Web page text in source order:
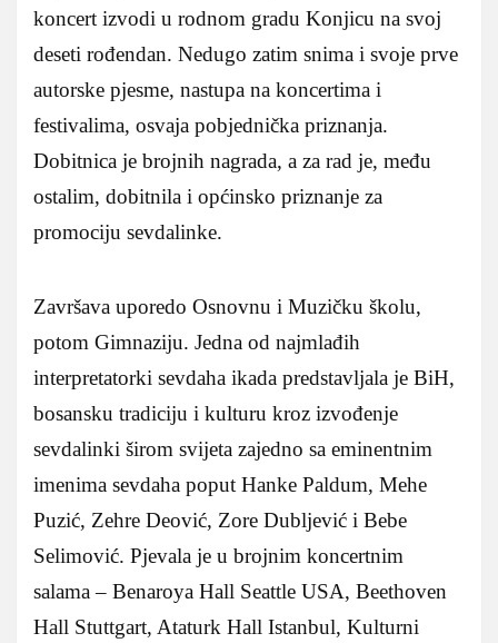
koncert izvodi u rodnom gradu Konjicu na svoj
deseti rođendan. Nedugo zatim snima i svoje prve
autorske pjesme, nastupa na koncertima i
festivalima, osvaja pobjednička priznanja.
Dobitnica je brojnih nagrada, a za rad je, među
ostalim, dobitnila i općinsko priznanje za
promociju sevdalinke.
Završava uporedo Osnovnu i Muzičku školu,
potom Gimnaziju. Jedna od najmlađih
interpretatorki sevdaha ikada predstavljala je BiH,
bosansku tradiciju i kulturu kroz izvođenje
sevdalinki širom svijeta zajedno sa eminentnim
imenima sevdaha poput Hanke Paldum, Mehe
Puzić, Zehre Deović, Zore Dubljević i Bebe
Selimović. Pjevala je u brojnim koncertnim
salama – Benaroya Hall Seattle USA, Beethoven
Hall Stuttgart, Ataturk Hall Istanbul, Kulturni